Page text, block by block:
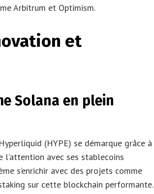
Arbitrum et Optimism.
et
Solana en plein
(HYPE) se démarque grâce à
l’attention avec ses stablecoins
s’enrichir avec des projets comme
sur cette blockchain performante.